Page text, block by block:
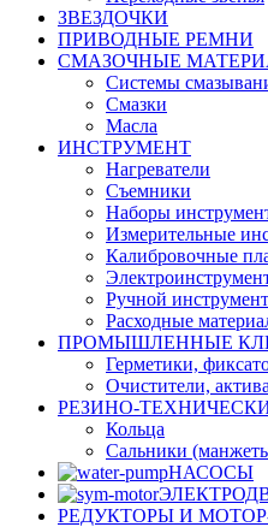
ЗВЕЗДОЧКИ
ПРИВОДНЫЕ РЕМНИ
СМАЗОЧНЫЕ
Системы
Смазки
Масла
ИНСТРУМЕНТ
Нагреватели
Съемники
Наборы
Измерительные
Калибровочные
Ручной инструмент
Расходные
ПРОМЫШЛЕННЫЕ
Герметики,
Очистители,
РЕЗИНО-
Кольца
Сальники
НАСОСЫ
РЕДУКТОРЫ И